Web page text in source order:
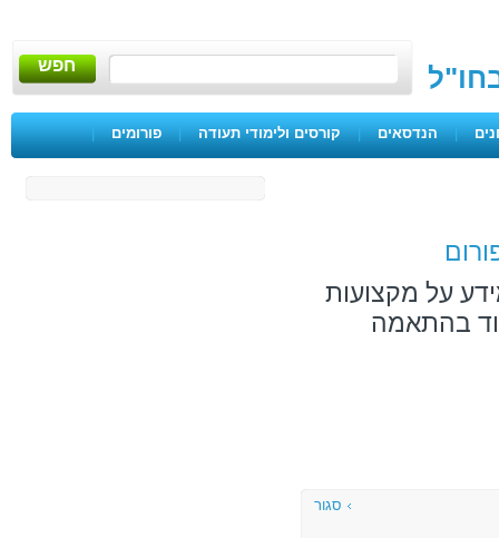
חפש
| הנדסאים | קורסים ולימודי תעודה | פורומים |
על מקצועות
בהתאמה
סגור